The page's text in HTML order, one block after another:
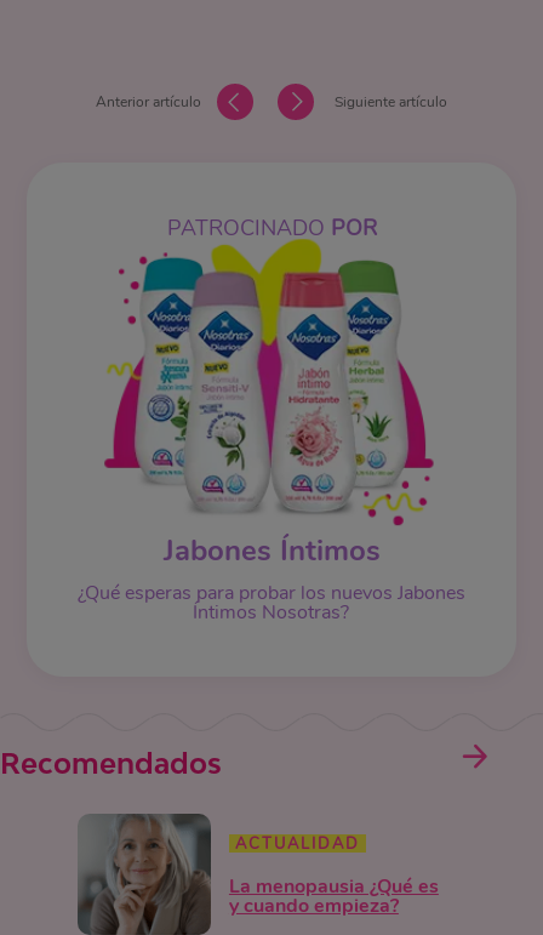
Anterior artículo Siguiente artículo
PATROCINADO POR
Jabones Íntimos
¿Qué esperas para probar los nuevos Jabones
Íntimos Nosotras?
Recomendados
ACTUALIDAD
La menopausia ¿Qué es
y cuando empieza?